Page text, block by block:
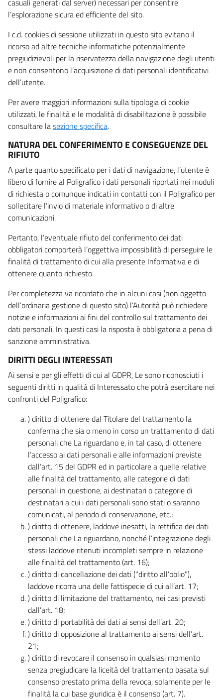
casuali generati dal server) necessari per consentire
l’esplorazione sicura ed efficiente del sito.
I c.d. cookies di sessione utilizzati in questo sito evitano il
ricorso ad altre tecniche informatiche potenzialmente
pregiudizievoli per la riservatezza della navigazione degli utenti
e non consentono l’acquisizione di dati personali identificativi
dell’utente.
Per avere maggiori informazioni sulla tipologia di cookie
utilizzati, le finalità e le modalità di disabilitazione è possibile
consultare lasezione specifica.
NATURA DEL CONFERIMENTO E CONSEGUENZE DEL
RIFIUTO
A parte quanto specificato per i dati di navigazione, l’utente è
libero di fornire al Poligrafico i dati personali riportati nei moduli
di richiesta o comunque indicati in contatti con il Poligrafico per
sollecitare l’invio di materiale informativo o di altre
comunicazioni.
Pertanto, l’eventuale rifiuto del conferimento dei dati
obbligatori comporterà l’oggettiva impossibilità di perseguire le
finalità di trattamento di cui alla presente Informativa e di
ottenere quanto richiesto.
Per completezza va ricordato che in alcuni casi (non oggetto
dell’ordinaria gestione di questo sito) l’Autorità può richiedere
notizie e informazioni ai fini del controllo sul trattamento dei
dati personali. In questi casi la risposta è obbligatoria a pena di
sanzione amministrativa.
DIRITTI DEGLI INTERESSATI
Ai sensi e per gli effetti di cui al GDPR, Le sono riconosciuti i
seguenti diritti in qualità di Interessato che potrà esercitare nei
confronti del Poligrafico:
) diritto di ottenere dal Titolare del trattamento la
conferma che sia o meno in corso un trattamento di dati
personali che La riguardano e, in tal caso, di ottenere
l’accesso ai dati personali e alle informazioni previste
dall’art. 15 del GDPR ed in particolare a quelle relative
alle finalità del trattamento, alle categorie di dati
personali in questione, ai destinatari o categorie di
destinatari a cui i dati personali sono stati o saranno
comunicati, al periodo di conservazione, etc.;
) diritto di ottenere, laddove inesatti, la rettifica dei dati
personali che La riguardano, nonché l’integrazione degli
stessi laddove ritenuti incompleti sempre in relazione
alle finalità del trattamento (art. 16);
) diritto di cancellazione dei dati ("diritto all’oblio"),
laddove ricorra una delle fattispecie di cui all’art. 17;
) diritto di limitazione del trattamento, nei casi previsti
dall’art. 18;
) diritto di portabilità dei dati ai sensi dell’art. 20;
) diritto di opposizione al trattamento ai sensi dell’art.
21;
) diritto di revocare il consenso in qualsiasi momento
senza pregiudicare la liceità del trattamento basata sul
consenso prestato prima della revoca, solamente per le
finalità la cui base giuridica è il consenso (art. 7).